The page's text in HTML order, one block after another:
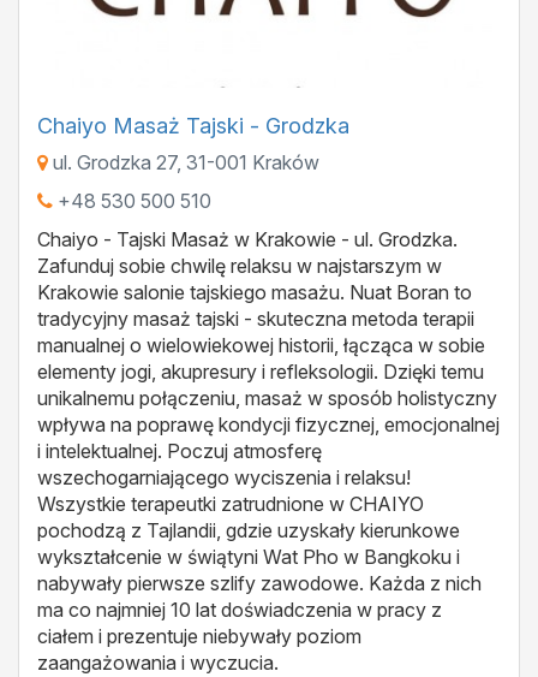
Chaiyo Masaż Tajski - Grodzka
ul. Grodzka 27, 31-001 Kraków
+48 530 500 510
Chaiyo - Tajski Masaż w Krakowie - ul. Grodzka.
Zafunduj sobie chwilę relaksu w najstarszym w
Krakowie salonie tajskiego masażu. Nuat Boran to
tradycyjny masaż tajski - skuteczna metoda terapii
manualnej o wielowiekowej historii, łącząca w sobie
elementy jogi, akupresury i refleksologii. Dzięki temu
unikalnemu połączeniu, masaż w sposób holistyczny
wpływa na poprawę kondycji fizycznej, emocjonalnej
i intelektualnej. Poczuj atmosferę
wszechogarniającego wyciszenia i relaksu!
Wszystkie terapeutki zatrudnione w CHAIYO
pochodzą z Tajlandii, gdzie uzyskały kierunkowe
wykształcenie w świątyni Wat Pho w Bangkoku i
nabywały pierwsze szlify zawodowe. Każda z nich
ma co najmniej 10 lat doświadczenia w pracy z
ciałem i prezentuje niebywały poziom
zaangażowania i wyczucia.